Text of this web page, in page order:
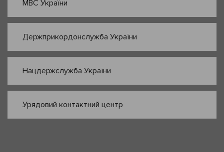
МВС України
Держприкордонслужба України
Нацдержслужба України
Урядовий контактний центр